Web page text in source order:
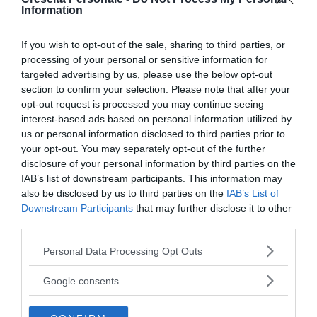
Information
If you wish to opt-out of the sale, sharing to third parties, or
processing of your personal or sensitive information for
targeted advertising by us, please use the below opt-out
section to confirm your selection. Please note that after your
opt-out request is processed you may continue seeing
interest-based ads based on personal information utilized by
us or personal information disclosed to third parties prior to
your opt-out. You may separately opt-out of the further
disclosure of your personal information by third parties on the
IAB’s list of downstream participants. This information may
also be disclosed by us to third parties on the IAB’s List of
Downstream Participants that may further disclose it to other
Please note that this website/app uses one or more Google
not limited to your visit or usage behaviour. You may click to
use your data for below specified purposes in below Google
Personal Data Processing Opt Outs
Google consents
rivelarsi util...
DISAGIO PSICOLOGICO
Ciclotimia, cos'è e come si cura
Liberarsi dall'ossessione per una
persona
I nostri speciali